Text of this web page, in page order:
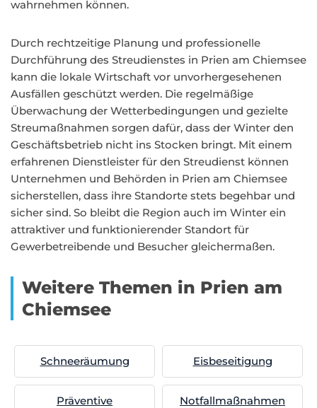
wahrnehmen können.
Durch rechtzeitige Planung und professionelle
Durchführung des Streudienstes in Prien am Chiemsee
kann die lokale Wirtschaft vor unvorhergesehenen
Ausfällen geschützt werden. Die regelmäßige
Überwachung der Wetterbedingungen und gezielte
Streumaßnahmen sorgen dafür, dass der Winter den
Geschäftsbetrieb nicht ins Stocken bringt. Mit einem
erfahrenen Dienstleister für den Streudienst können
Unternehmen und Behörden in Prien am Chiemsee
sicherstellen, dass ihre Standorte stets begehbar und
sicher sind. So bleibt die Region auch im Winter ein
attraktiver und funktionierender Standort für
Gewerbetreibende und Besucher gleichermaßen.
Weitere Themen in Prien am
Chiemsee
Schneeräumung Eisbeseitigung
Präventive
Notfallmaßnahmen